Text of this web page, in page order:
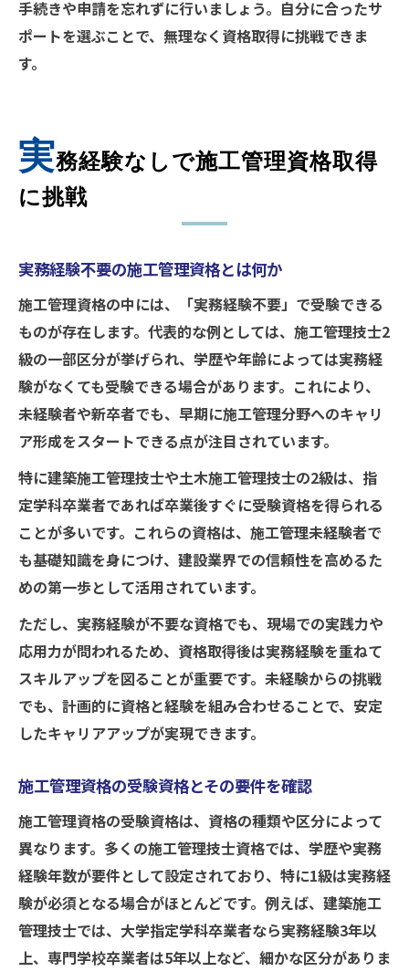
手続きや申請を忘れずに行いましょう。自分に合ったサ
ポートを選ぶことで、無理なく資格取得に挑戦できま
す。
実務経験なしで施工管理資格取得
に挑戦
実務経験不要の施工管理資格とは何か
施工管理資格の中には、「実務経験不要」で受験できる
ものが存在します。代表的な例としては、施工管理技士2
級の一部区分が挙げられ、学歴や年齢によっては実務経
験がなくても受験できる場合があります。これにより、
未経験者や新卒者でも、早期に施工管理分野へのキャリ
ア形成をスタートできる点が注目されています。
特に建築施工管理技士や土木施工管理技士の2級は、指
定学科卒業者であれば卒業後すぐに受験資格を得られる
ことが多いです。これらの資格は、施工管理未経験者で
も基礎知識を身につけ、建設業界での信頼性を高めるた
めの第一歩として活用されています。
ただし、実務経験が不要な資格でも、現場での実践力や
応用力が問われるため、資格取得後は実務経験を重ねて
スキルアップを図ることが重要です。未経験からの挑戦
でも、計画的に資格と経験を組み合わせることで、安定
したキャリアアップが実現できます。
施工管理資格の受験資格とその要件を確認
施工管理資格の受験資格は、資格の種類や区分によって
異なります。多くの施工管理技士資格では、学歴や実務
経験年数が要件として設定されており、特に1級は実務経
験が必須となる場合がほとんどです。例えば、建築施工
管理技士では、大学指定学科卒業者なら実務経験3年以
上、専門学校卒業者は5年以上など、細かな区分がありま